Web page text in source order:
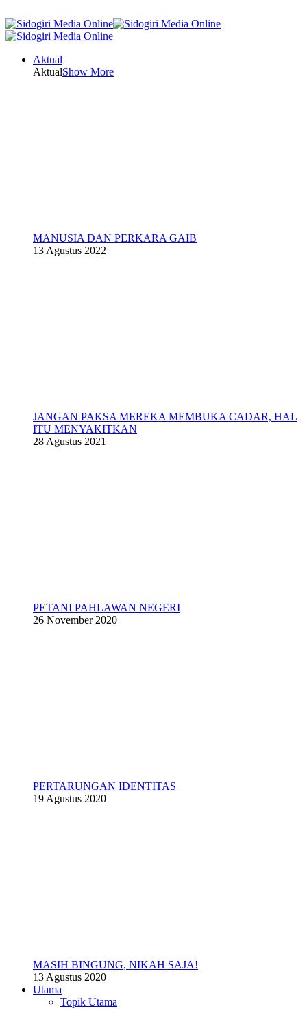
Aktual
AktualShow More
MANUSIA DAN PERKARA GAIB
13 Agustus 2022
JANGAN PAKSA MEREKA MEMBUKA CADAR, HAL
ITU MENYAKITKAN
28 Agustus 2021
PETANI PAHLAWAN NEGERI
26 November 2020
PERTARUNGAN IDENTITAS
19 Agustus 2020
MASIH BINGUNG, NIKAH SAJA!
13 Agustus 2020
Utama
Topik Utama